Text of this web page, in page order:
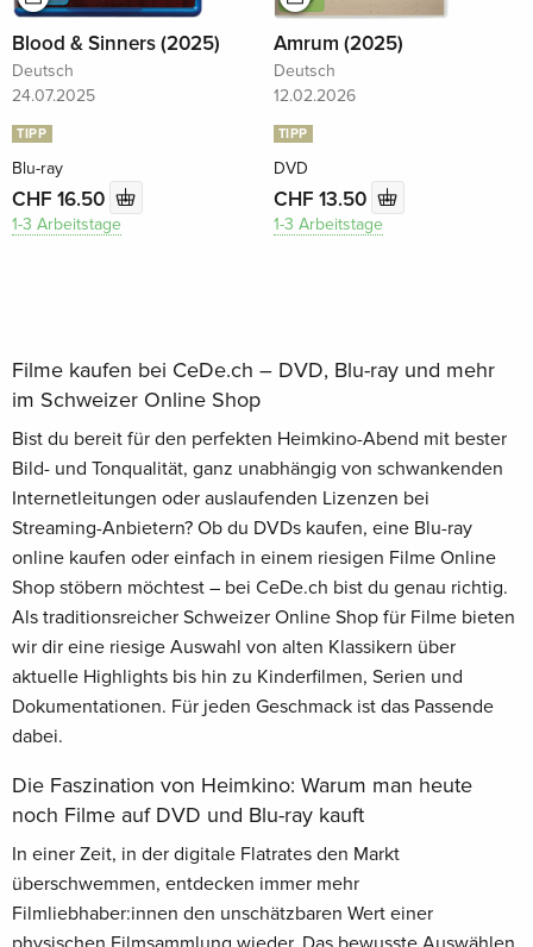
Blood & Sinners (2025)
Deutsch
24.07.2025
TIPP
Blu-ray
CHF 16.50
1-3 Arbeitstage
Amrum (2025)
Deutsch
12.02.2026
TIPP
DVD
CHF 13.50
1-3 Arbeitstage
Filme kaufen bei CeDe.ch – DVD, Blu-ray und mehr
im Schweizer Online Shop
Bist du bereit für den perfekten Heimkino-Abend mit bester
Bild- und Tonqualität, ganz unabhängig von schwankenden
Internetleitungen oder auslaufenden Lizenzen bei
Streaming-Anbietern? Ob du DVDs kaufen, eine Blu-ray
online kaufen oder einfach in einem riesigen Filme Online
Shop stöbern möchtest – bei CeDe.ch bist du genau richtig.
Als traditionsreicher Schweizer Online Shop für Filme bieten
wir dir eine riesige Auswahl von alten Klassikern über
aktuelle Highlights bis hin zu Kinderfilmen, Serien und
Dokumentationen. Für jeden Geschmack ist das Passende
dabei.
Die Faszination von Heimkino: Warum man heute
noch Filme auf DVD und Blu-ray kauft
In einer Zeit, in der digitale Flatrates den Markt
überschwemmen, entdecken immer mehr
Filmliebhaber:innen den unschätzbaren Wert einer